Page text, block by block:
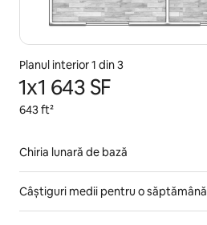
Planul interior 1 din 3
1x1 643 SF
643 ft²
Chiria lunară de bază
Câștiguri medii pentru o săptămână